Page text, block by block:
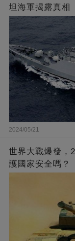
坦海軍揭露真相
2024/05/21
世界大戰爆發，
護國家安全嗎？